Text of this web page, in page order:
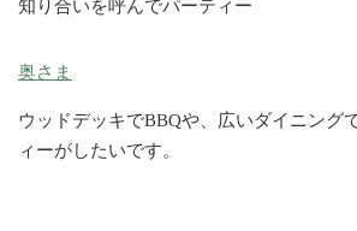
知り合いを呼んでパーティー
奥さま
ウッドデッキでBBQや、広いダイニング
ィーがしたいです。